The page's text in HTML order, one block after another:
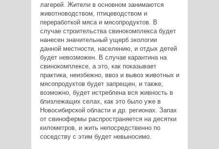
лагерей. Жители в основном занимаются
животноводством, птицеводством и
переработкой мяса и мясопродуктов. В
случае строительства свинокомплекса будет
нанесен значительный ущерб экологии
данной местности, населению, и отдых детей
будет невозможен. В случае карантина на
свинокомплексе, а это, как показывает
практика, неизбежно, ввоз и вывоз животных и
мясопродуктов будет запрещен, и также,
возможно, будет истреблена вся живность в
близлежащих селах, как это было уже в
Новосибирской области и др. регионах. Запах
от свинофермы распространяется на десятки
километров, и жить непосредственно по
соседству с этим будет невыносимо.